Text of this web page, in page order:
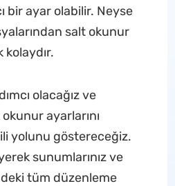
bir ayar olabilir. Neyse
salt okunur
kolaydır.
olacağız ve
ayarlarını
yolunu göstereceğiz.
sunumlarınız ve
tüm düzenleme